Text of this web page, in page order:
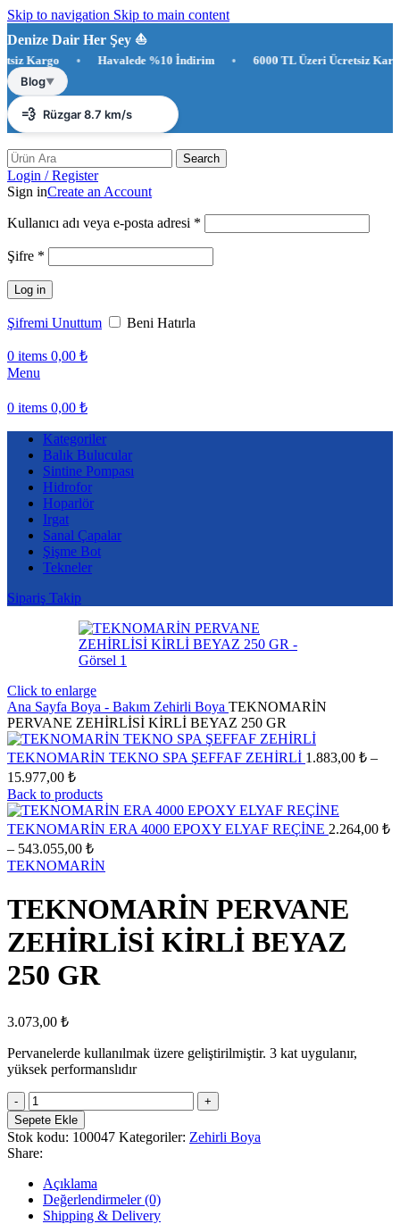
Skip to navigation Skip to main content
Denize Dair Her Şey ⛵️
Kargo • Havalede %10 İndirim • 6000 TL Üzeri Ücretsiz Kargo
Blog▼
☀️ Antalya 31°C
💨 Rüzgar 8.7 km/s
💧 Nem %65
Search
Login / Register
Sign inCreate an Account
Kullanıcı adı veya e-posta adresi *
Şifre *
Log in
Şifremi Unuttum Beni Hatırla
0 items 0,00 ₺
Menu
0 items 0,00 ₺
Kategoriler
Balık Bulucular
Sintine Pompası
Hidrofor
Hoparlör
Irgat
Sanal Çapalar
Şişme Bot
Tekneler
Sipariş Takip
Click to enlarge
Ana Sayfa Boya - Bakım Zehirli Boya TEKNOMARİN
PERVANE ZEHİRLİSİ KİRLİ BEYAZ 250 GR
TEKNOMARİN TEKNO SPA ŞEFFAF ZEHİRLİ 1.883,00 ₺ –
15.977,00 ₺Fiyat
aralığı:
1.883,00 ₺
-
15.977,00 ₺
Back to products
TEKNOMARİN ERA 4000 EPOXY ELYAF REÇİNE 2.264,00 ₺
– 543.055,00 ₺Fiyat
aralığı:
-
543.055,00 ₺
TEKNOMARİN
TEKNOMARİN PERVANE
ZEHİRLİSİ KİRLİ BEYAZ
250 GR
3.073,00 ₺
Pervanelerde kullanılmak üzere geliştirilmiştir. 3 kat uygulanır,
yüksek performanslıdır
TEKNOMARİN
PERVANE
ZEHİRLİSİ
KİRLİ
BEYAZ
250
GR
adet
Sepete Ekle
Stok kodu: 100047 Kategoriler: Zehirli Boya
Share:
Açıklama
Değerlendirmeler (0)
Shipping & Delivery